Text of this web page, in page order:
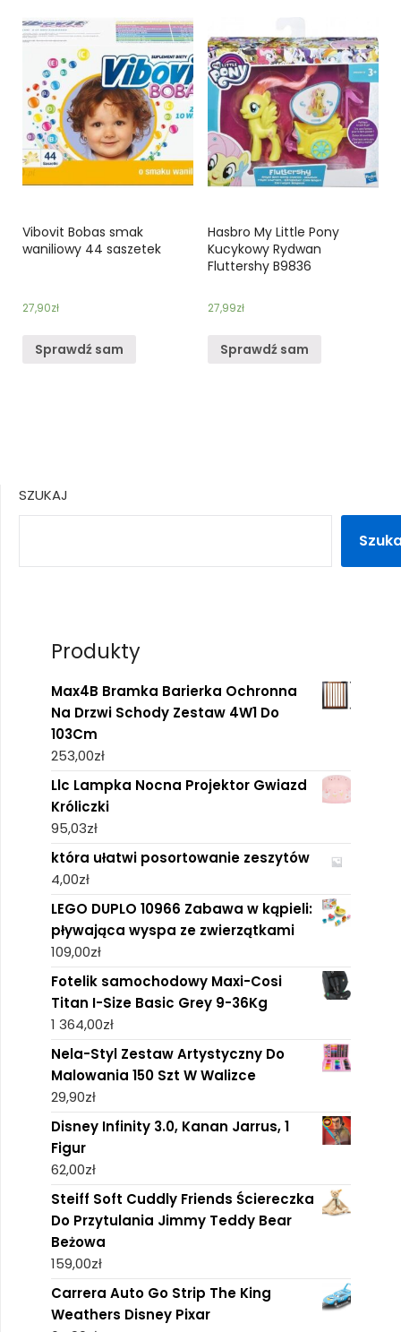
Vibovit Bobas smak
waniliowy 44 saszetek
27,90zł
Sprawdź sam
Hasbro My Little Pony
Kucykowy Rydwan
Fluttershy B9836
27,99zł
Sprawdź sam
SZUKAJ
Produkty
Max4B Bramka Barierka Ochronna
Na Drzwi Schody Zestaw 4W1 Do
103Cm
253,00zł
Llc Lampka Nocna Projektor Gwiazd
Króliczki
95,03zł
która ułatwi posortowanie zeszytów
4,00zł
LEGO DUPLO 10966 Zabawa w kąpieli:
pływająca wyspa ze zwierzątkami
109,00zł
Fotelik samochodowy Maxi-Cosi
Titan I-Size Basic Grey 9-36Kg
1 364,00zł
Nela-Styl Zestaw Artystyczny Do
Malowania 150 Szt W Walizce
29,90zł
Disney Infinity 3.0, Kanan Jarrus, 1
Figur
62,00zł
Steiff Soft Cuddly Friends Ściereczka
Do Przytulania Jimmy Teddy Bear
Beżowa
159,00zł
Carrera Auto Go Strip The King
Weathers Disney Pixar